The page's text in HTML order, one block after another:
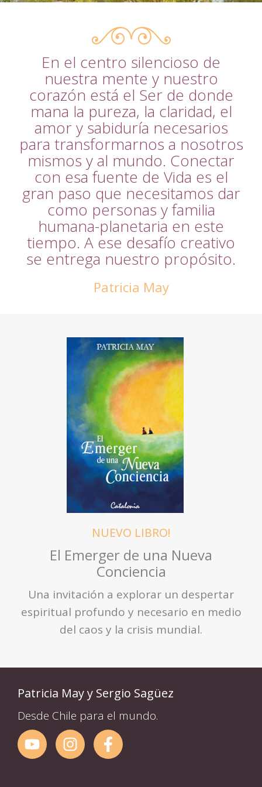
En el centro silencioso de
nuestra mente y nuestro
corazón está el Ser de donde
mana la pureza, la claridad, el
amor y sabiduría necesarios
para transformarnos a nosotros
mismos y al mundo. Conectar
con esa fuente de Vida es el
gran paso que necesitamos dar
como personas y familia
humana-planetaria en este
tiempo. A ese desafío creativo
se entrega nuestro propósito.
Patricia May
NUEVO LIBRO!
El Emerger de una Nueva
Conciencia
Una invitación a explorar un despertar
espiritual profundo y necesario en medio
del caos y la crisis mundial.
Patricia May y Sergio Sagüez
Desde Chile para el mundo.